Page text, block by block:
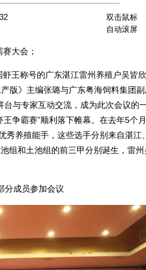
双击鼠标
自动滚屏
大会；
称号的广东湛江雷州养殖户吴皆
版》主编张璐与广东粤海饲料集团
与专家互动交流，成为此次会议的一
霸赛”顺利落下帷幕。在去年5个
养殖能手，这些选手分别来自湛江
组和土池组的前三甲分别诞生，雷
分成员参加会议